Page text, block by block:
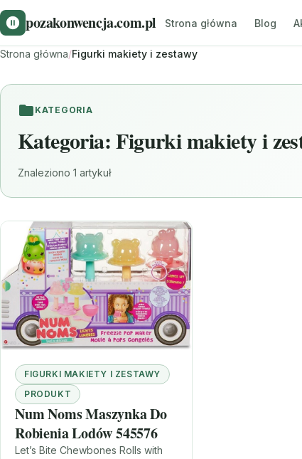
pozakonwencja.com.pl Strona główna Blog
Strona główna/Figurki makiety i zestawy
KATEGORIA
Kategoria:Figurki makiety i
Znaleziono 1 artykuł
FIGURKI MAKIETY I ZESTAWY
PRODUKT
Num Noms Maszynka Do
Robienia Lodów 545576
Let’s Bite Chewbones Rolls with